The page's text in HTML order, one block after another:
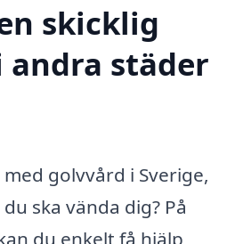
skicklig
städer
golvvård i Sverige,
ska vända dig? På
du enkelt få hjälp